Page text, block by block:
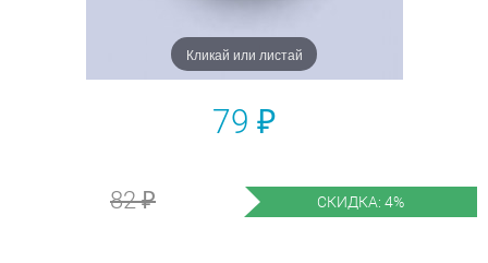
Кликай или листай
79 ₽
82 ₽ СКИДКА: 4%